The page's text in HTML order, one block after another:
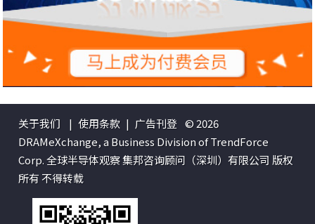
关于我们 | 使用条款 | 广告刊登 © 2026
DRAMeXchange, a Business Division of TrendForce
Corp. 全球半导体观察 集邦咨询顾问（深圳）有限公司 版权
所有 不得转载